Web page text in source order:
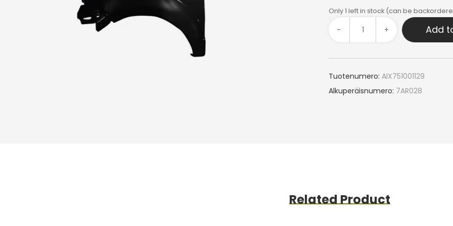
Only 1 left in stock (can be
- + Add
Tuotenumero: AIX751001129
Alkuperäisnumero: 7AR028
Related Product